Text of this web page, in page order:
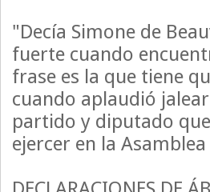
"Decía Simone de
fuerte cuando
frase es la que tiene
cuando aplaudió
partido y diputado
ejercer en la